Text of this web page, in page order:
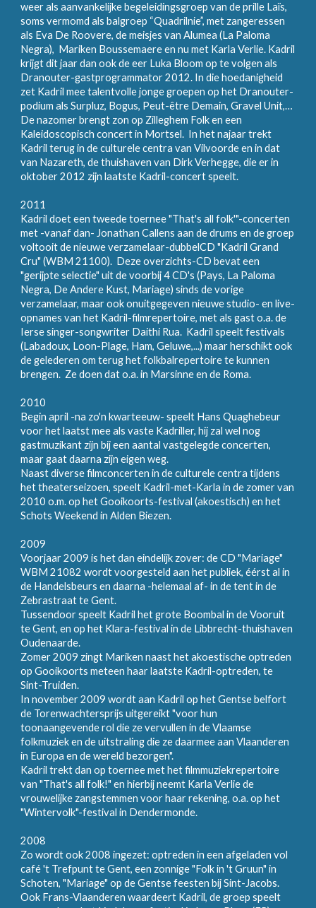
weer als aanvankelijke begeleidingsgroep van de prille Laïs,
soms vermomd als balgroep “Quadrilnie”, met zangeressen
als Eva De Roovere, de meisjes van Alumea (La Paloma
Negra), Mariken Boussemaere en nu met Karla Verlie. Kadril
krijgt dit jaar dan ook de eer Luka Bloom op te volgen als
Dranouter-gastprogrammator 2012. In die hoedanigheid
zet Kadril mee talentvolle jonge groepen op het Dranouter-
podium als Surpluz, Bogus, Peut-être Demain, Gravel Unit,…
De nazomer brengt zon op Zilleghem Folk en een
Kaleidoscopisch concert in Mortsel. In het najaar trekt
Kadril terug in de culturele centra van Vilvoorde en in dat
van Nazareth, de thuishaven van Dirk Verhegge, die er in
oktober 2012 zijn laatste Kadril-concert speelt.
2011
Kadril doet een tweede toernee "That's all folk'"-concerten
met -vanaf dan- Jonathan Callens aan de drums en de groep
voltooit de nieuwe verzamelaar-dubbelCD "Kadril Grand
Cru" (WBM 21100). Deze overzichts-CD bevat een
"gerijpte selectie" uit de voorbij 4 CD's (Pays, La Paloma
Negra, De Andere Kust, Mariage) sinds de vorige
verzamelaar, maar ook onuitgegeven nieuwe studio- en live-
opnames van het Kadril-filmrepertoire, met als gast o.a. de
Ierse singer-songwriter Daithi Rua. Kadril speelt festivals
(Labadoux, Loon-Plage, Ham, Geluwe,...) maar herschikt ook
de gelederen om terug het folkbalrepertoire te kunnen
brengen. Ze doen dat o.a. in Marsinne en de Roma.
2010
Begin april -na zo'n kwarteeuw- speelt Hans Quaghebeur
voor het laatst mee als vaste Kadriller, hij zal wel nog
gastmuzikant zijn bij een aantal vastgelegde concerten,
maar gaat daarna zijn eigen weg.
Naast diverse filmconcerten in de culturele centra tijdens
het theaterseizoen, speelt Kadril-met-Karla in de zomer van
2010 o.m. op het Gooikoorts-festival (akoestisch) en het
Schots Weekend in Alden Biezen.
2009
Voorjaar 2009 is het dan eindelijk zover: de CD "Mariage"
WBM 21082 wordt voorgesteld aan het publiek, éérst al in
de Handelsbeurs en daarna -helemaal af- in de tent in de
Zebrastraat te Gent.
Tussendoor speelt Kadril het grote Boombal in de Vooruit
te Gent, en op het Klara-festival in de Libbrecht-thuishaven
Oudenaarde.
Zomer 2009 zingt Mariken naast het akoestische optreden
op Gooikoorts meteen haar laatste Kadril-optreden, te
Sint-Truiden.
In november 2009 wordt aan Kadril op het Gentse belfort
de Torenwachtersprijs uitgereikt "voor hun
toonaangevende rol die ze vervullen in de Vlaamse
folkmuziek en de uitstraling die ze daarmee aan Vlaanderen
in Europa en de wereld bezorgen".
Kadril trekt dan op toernee met het filmmuziekrepertoire
van "That's all folk!" en hierbij neemt Karla Verlie de
vrouwelijke zangstemmen voor haar rekening, o.a. op het
"Wintervolk"-festival in Dendermonde.
2008
Zo wordt ook 2008 ingezet: optreden in een afgeladen vol
café 't Trefpunt te Gent, een zonnige "Folk in 't Gruun" in
Schoten, "Mariage" op de Gentse feesten bij Sint-Jacobs.
Ook Frans-Vlaanderen waardeert Kadril, de groep speelt